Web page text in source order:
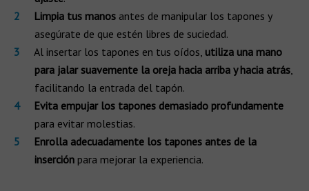
Limpia tus manos antes de manipular los tapones y
asegúrate de que estén libres de suciedad.
Al insertar los tapones en tus oídos, utiliza una mano
para jalar suavemente la oreja hacia arriba y hacia atrás,
facilitando la entrada del tapón.
Evita empujar los tapones demasiado profundamente
para evitar molestias.
Enrolla adecuadamente los tapones antes de la
inserción para mejorar la experiencia.